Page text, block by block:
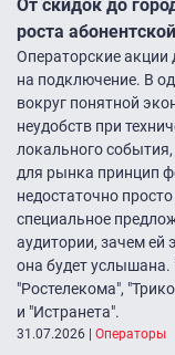
От скидок до
роста
Операторские акции
на подключение. В
вокруг понятной
неудобств при
локального
для рынка принцип
недостаточно
специальное
аудитории, зачем ей
она будет
"Ростелекома",
и "Истранета".
31.07.2026 Операторы